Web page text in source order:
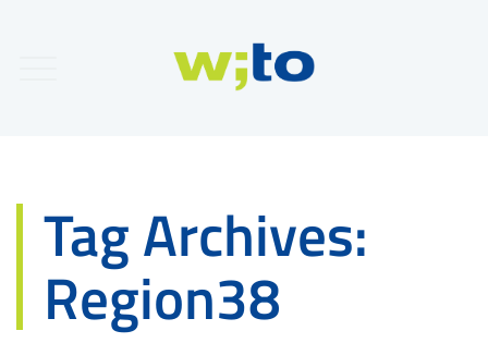
Tag Archives:
Region38